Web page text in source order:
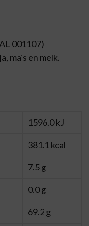
001107)
mais en melk.
1596.0 kJ
381.1 kcal
7.5 g
0.0 g
69.2 g